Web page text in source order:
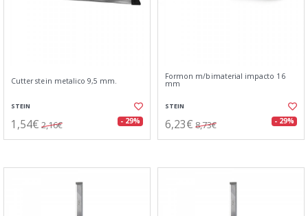
Cutter stein metalico 9,5 mm.
STEIN
1,54€ 2,16€ - 29%
Formon m/bimaterial impacto 16
mm
STEIN
6,23€ 8,73€ - 29%